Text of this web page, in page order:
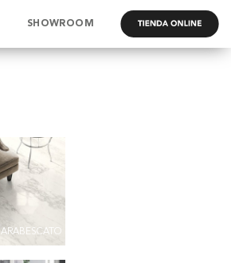
SHOWROOM .
ARABESCATO